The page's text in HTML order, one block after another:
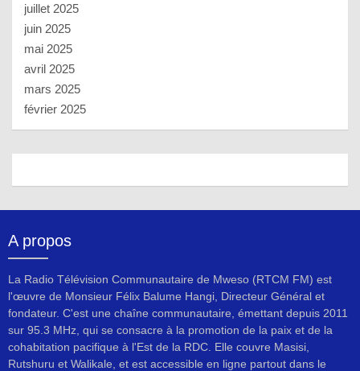
juillet 2025
juin 2025
mai 2025
avril 2025
mars 2025
février 2025
A propos
La Radio Télévision Communautaire de Mweso (RTCM FM) est
l'œuvre de Monsieur Félix Balume Hangi, Directeur Général et
fondateur. C'est une chaîne communautaire, émettant depuis 2011
sur 95.3 MHz, qui se consacre à la promotion de la paix et de la
cohabitation pacifique à l'Est de la RDC. Elle couvre Masisi,
Rutshuru et Walikale, et est accessible en ligne partout dans le